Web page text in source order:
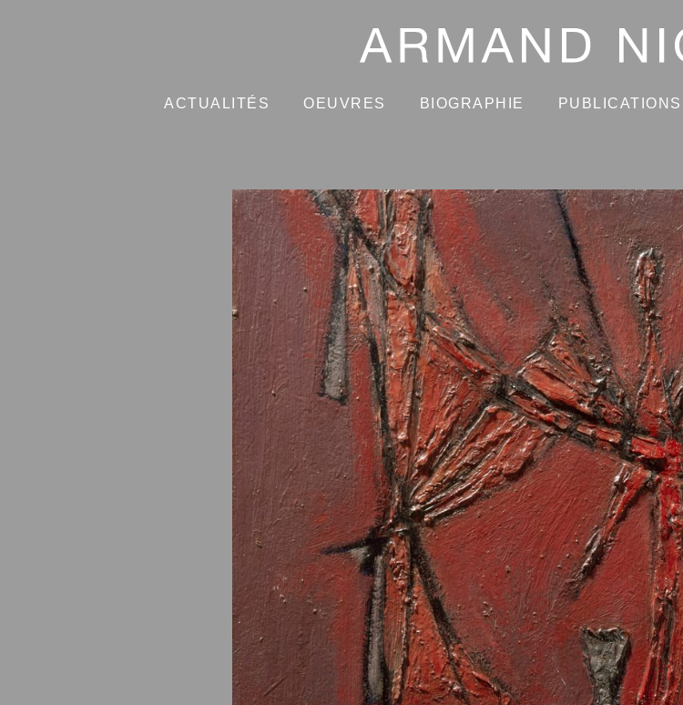
ACTUALITÉS OEUVRES BIOGRAPHIE PUBLICATIONS